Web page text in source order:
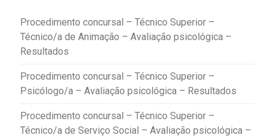
Procedimento concursal – Técnico Superior –
Técnico/a de Animação – Avaliação psicológica –
Resultados
Procedimento concursal – Técnico Superior –
Psicólogo/a – Avaliação psicológica – Resultados
Procedimento concursal – Técnico Superior –
Técnico/a de Serviço Social – Avaliação psicológica –